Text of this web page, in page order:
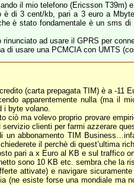
il mio telefono (Ericsson
di 3 cent/kb, pari a 3 euro a
è stato fondamentale è un sms
ad usare il GPRS per
di usare una PCMCIA con UMTS
(carta prepagata TIM) è a -11
apparentemente nulla (ma il
i byte volano.
ciò ma volevo proprio provare
clienti per farmi azzerare
un abbonamento TIM
il perchè di quest’ultima
pari a x Euro al KB e sul traffico
sono 10 KB etc. sembra che la
attivate) e navigare
(ne esiste forse una mondiale ma